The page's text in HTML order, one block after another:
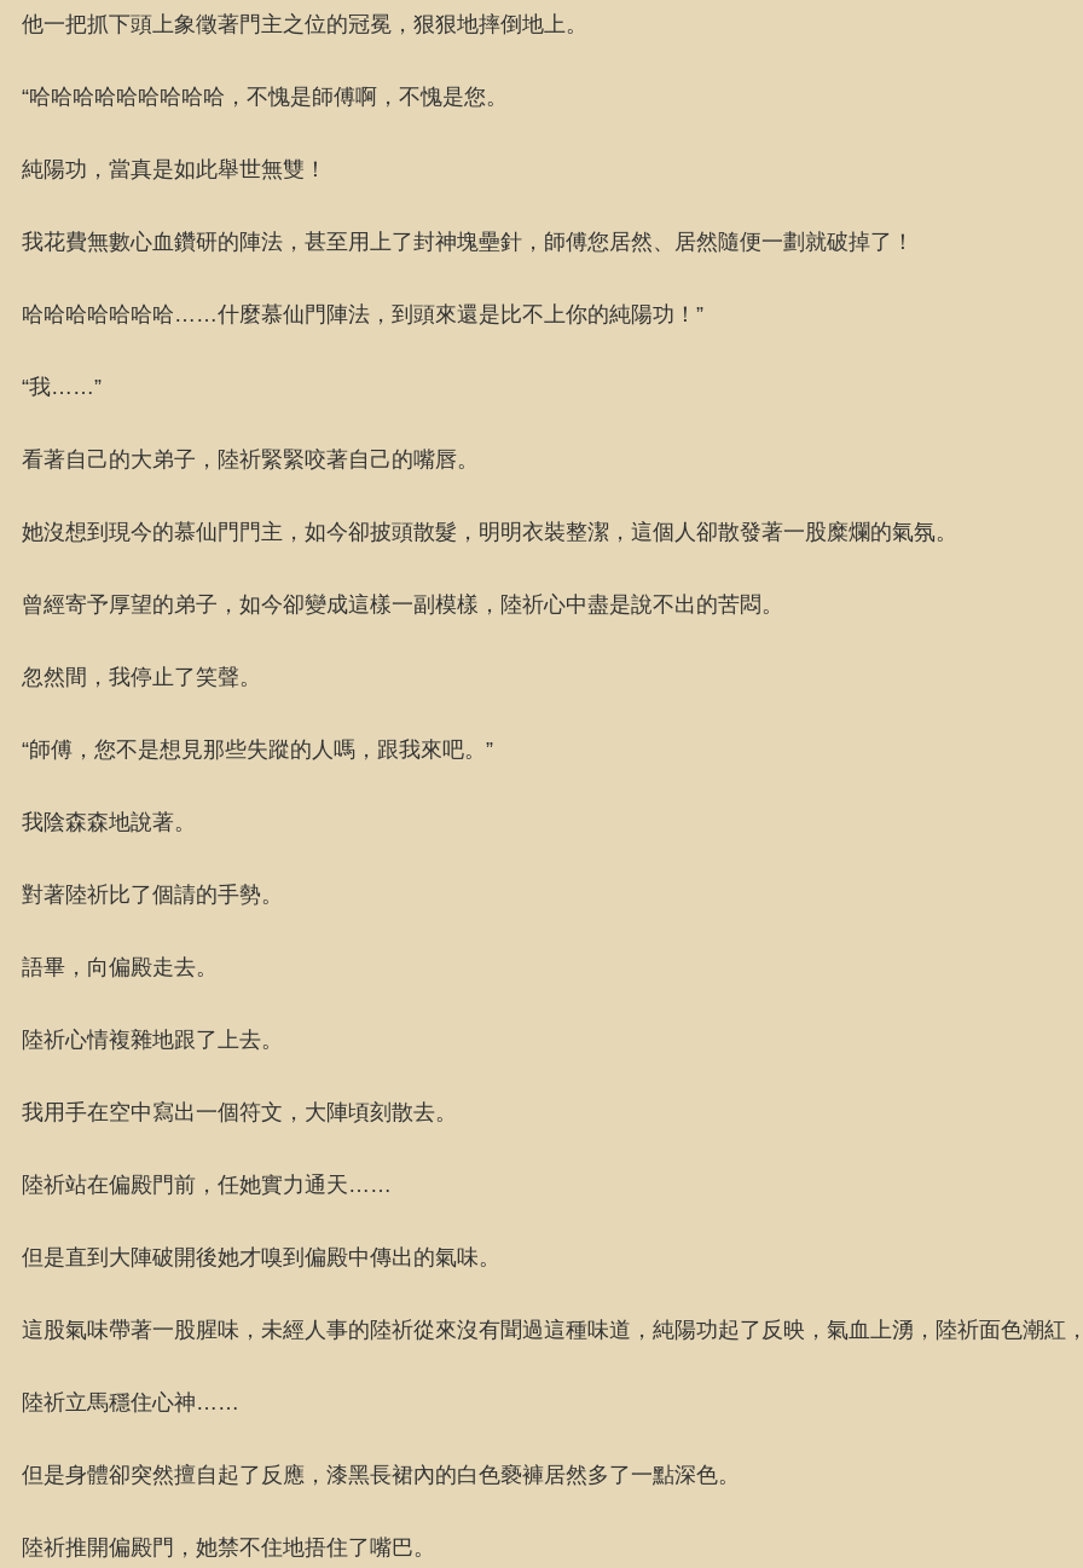
他一把抓下頭上象徵著門主之位的冠冕，狠狠地摔倒地上。
“哈哈哈哈哈哈哈哈哈，不愧是師傅啊，不愧是您。
純陽功，當真是如此舉世無雙！
我花費無數心血鑽研的陣法，甚至用上了封神塊壘針，師傅您居然、居然隨便一劃就破掉了！
哈哈哈哈哈哈哈……什麼慕仙門陣法，到頭來還是比不上你的純陽功！”
“我……”
看著自己的大弟子，陸祈緊緊咬著自己的嘴唇。
她沒想到現今的慕仙門門主，如今卻披頭散髮，明明衣裝整潔，這個人卻散發著一股糜爛的氣氛。
曾經寄予厚望的弟子，如今卻變成這樣一副模樣，陸祈心中盡是說不出的苦悶。
忽然間，我停止了笑聲。
“師傅，您不是想見那些失蹤的人嗎，跟我來吧。”
我陰森森地說著。
對著陸祈比了個請的手勢。
語畢，向偏殿走去。
陸祈心情複雜地跟了上去。
我用手在空中寫出一個符文，大陣頃刻散去。
陸祈站在偏殿門前，任她實力通天……
但是直到大陣破開後她才嗅到偏殿中傳出的氣味。
這股氣味帶著一股腥味，未經人事的陸祈從來沒有聞過這種味道，純陽功起了反映，氣血上湧，陸祈面色潮紅
陸祈立馬穩住心神……
但是身體卻突然擅自起了反應，漆黑長裙內的白色褻褲居然多了一點深色。
陸祈推開偏殿門，她禁不住地捂住了嘴巴。